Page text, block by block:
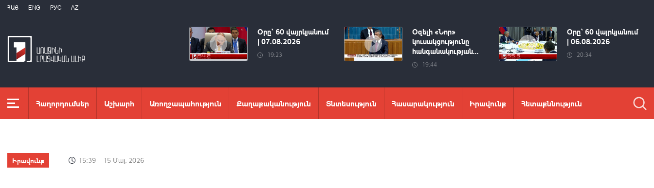
ՀԱՅ ENG РУС AZ
Օրը՝ 60 վայրկյանում
| 07.08.2026
19:23
Օզելի «Նոր»
կուսակցությունը
հանգանակության...
19:44
Օրը՝ 60 վայրկյանում
| 06.08.2026
20:34
Հաղորդումներ Աշխարհ Առողջապահություն Քաղաքականություն Տնտեսություն Հասարակություն Իրավունք Հետաքննություն
Իրավունք 15:39 15 Մայ, 2026